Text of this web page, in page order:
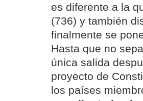
es diferente a la
(736) y también
finalmente se
Hasta que no
única salida
proyecto de
los países